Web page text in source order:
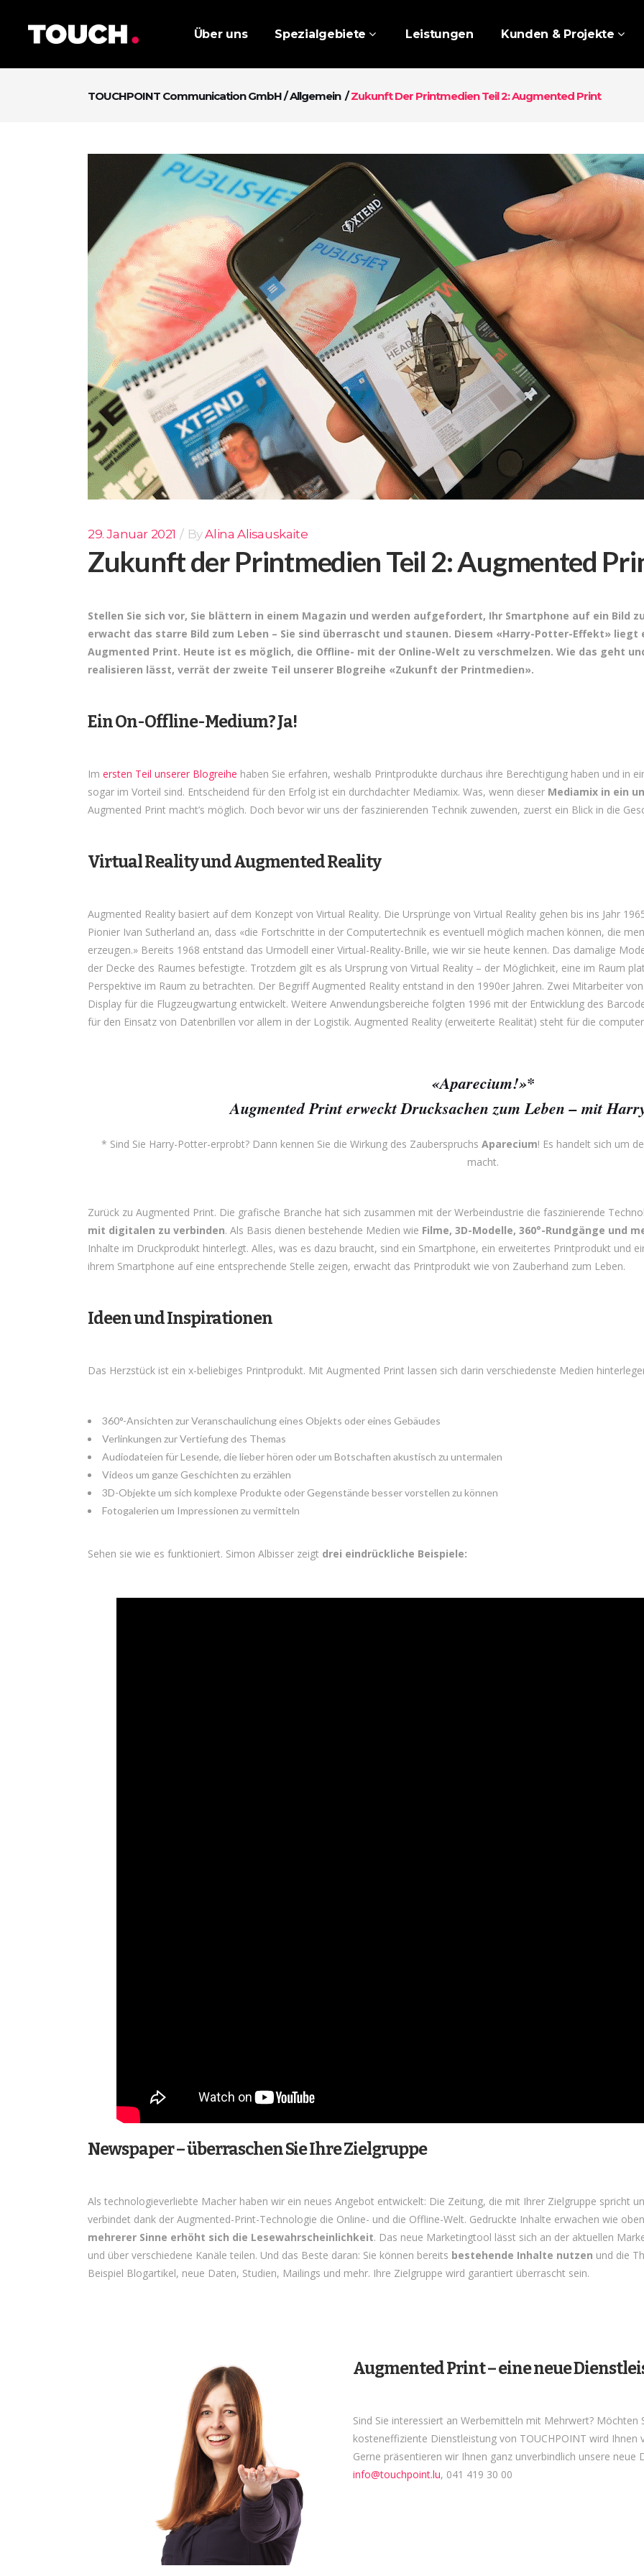
Über uns Spezialgebiete Leistungen Kunden & Projekte
TOUCHPOINT Communication GmbH/Allgemein /Zukunft Der Printmedien Teil 2: Augmented Print
29. Januar 2021 ByAlina Alisauskaite
Zukunft der Printmedien Teil 2: Augmented
Stellen Sie sich vor, Sie blättern in einem Magazin und werden aufgefordert, Ihr Smartphone auf ein Bild
erwacht das starre Bild zum Leben – Sie sind überrascht und staunen. Diesem «Harry-Potter-Effekt»
Augmented Print. Heute ist es möglich, die Offline- mit der Online-Welt zu verschmelzen. Wie das geht
realisieren lässt, verrät der zweite Teil unserer Blogreihe «Zukunft der Printmedien».
Ein On-Offline-Medium? Ja!
Im ersten Teil unserer Blogreihe haben Sie erfahren, weshalb Printprodukte durchaus ihre Berechtigung haben und in
sogar im Vorteil sind. Entscheidend für den Erfolg ist ein durchdachter Mediamix. Was, wenn dieser Mediamix in ein
Augmented Print macht’s möglich. Doch bevor wir uns der faszinierenden Technik zuwenden, zuerst ein Blick in die
Virtual Reality und Augmented Reality
Augmented Reality basiert auf dem Konzept von Virtual Reality. Die Ursprünge von Virtual Reality gehen bis ins Jahr
Pionier Ivan Sutherland an, dass «die Fortschritte in der Computertechnik es eventuell möglich machen können, die
erzeugen.» Bereits 1968 entstand das Urmodell einer Virtual-Reality-Brille, wie wir sie heute kennen. Das damalige
der Decke des Raumes befestigte. Trotzdem gilt es als Ursprung von Virtual Reality – der Möglichkeit, eine im Raum
Perspektive im Raum zu betrachten. Der Begriff Augmented Reality entstand in den 1990er Jahren. Zwei Mitarbeiter
Display für die Flugzeugwartung entwickelt. Weitere Anwendungsbereiche folgten 1996 mit der Entwicklung des
für den Einsatz von Datenbrillen vor allem in der Logistik. Augmented Reality (erweiterte Realität) steht für die
«Aparecium!»*
Augmented Print erweckt Drucksachen zum Leben – mit
* Sind Sie Harry-Potter-erprobt? Dann kennen Sie die Wirkung des Zauberspruchs Aparecium! Es handelt sich um
macht.
Zurück zu Augmented Print. Die grafische Branche hat sich zusammen mit der Werbeindustrie die faszinierende
mit digitalen zu verbinden. Als Basis dienen bestehende Medien wie Filme, 3D-Modelle, 360°-Rundgänge und
Inhalte im Druckprodukt hinterlegt. Alles, was es dazu braucht, sind ein Smartphone, ein erweitertes Printprodukt und
ihrem Smartphone auf eine entsprechende Stelle zeigen, erwacht das Printprodukt wie von Zauberhand zum Leben.
Ideen und Inspirationen
Das Herzstück ist ein x-beliebiges Printprodukt. Mit Augmented Print lassen sich darin verschiedenste Medien
360°-Ansichten zur Veranschaulichung eines Objekts oder eines Gebäudes
Verlinkungen zur Vertiefung des Themas
Audiodateien für Lesende, die lieber hören oder um Botschaften akustisch zu untermalen
Videos um ganze Geschichten zu erzählen
3D-Objekte um sich komplexe Produkte oder Gegenstände besser vorstellen zu können
Fotogalerien um Impressionen zu vermitteln
Sehen sie wie es funktioniert. Simon Albisser zeigt drei eindrückliche Beispiele:
Newspaper – überraschen Sie Ihre Zielgruppe
Als technologieverliebte Macher haben wir ein neues Angebot entwickelt: Die Zeitung, die mit Ihrer Zielgruppe spricht
verbindet dank der Augmented-Print-Technologie die Online- und die Offline-Welt. Gedruckte Inhalte erwachen wie
mehrerer Sinne erhöht sich die Lesewahrscheinlichkeit. Das neue Marketingtool lässt sich an der aktuellen
und über verschiedene Kanäle teilen. Und das Beste daran: Sie können bereits bestehende Inhalte nutzen und die
Beispiel Blogartikel, neue Daten, Studien, Mailings und mehr. Ihre Zielgruppe wird garantiert überrascht sein.
Augmented Print – eine neue
Sind Sie interessiert an Werbemitteln mit Mehrwert? Möchten
kosteneffiziente Dienstleistung von TOUCHPOINT wird
Gerne präsentieren wir Ihnen ganz unverbindlich unsere
info@touchpoint.lu, 041 419 30 00